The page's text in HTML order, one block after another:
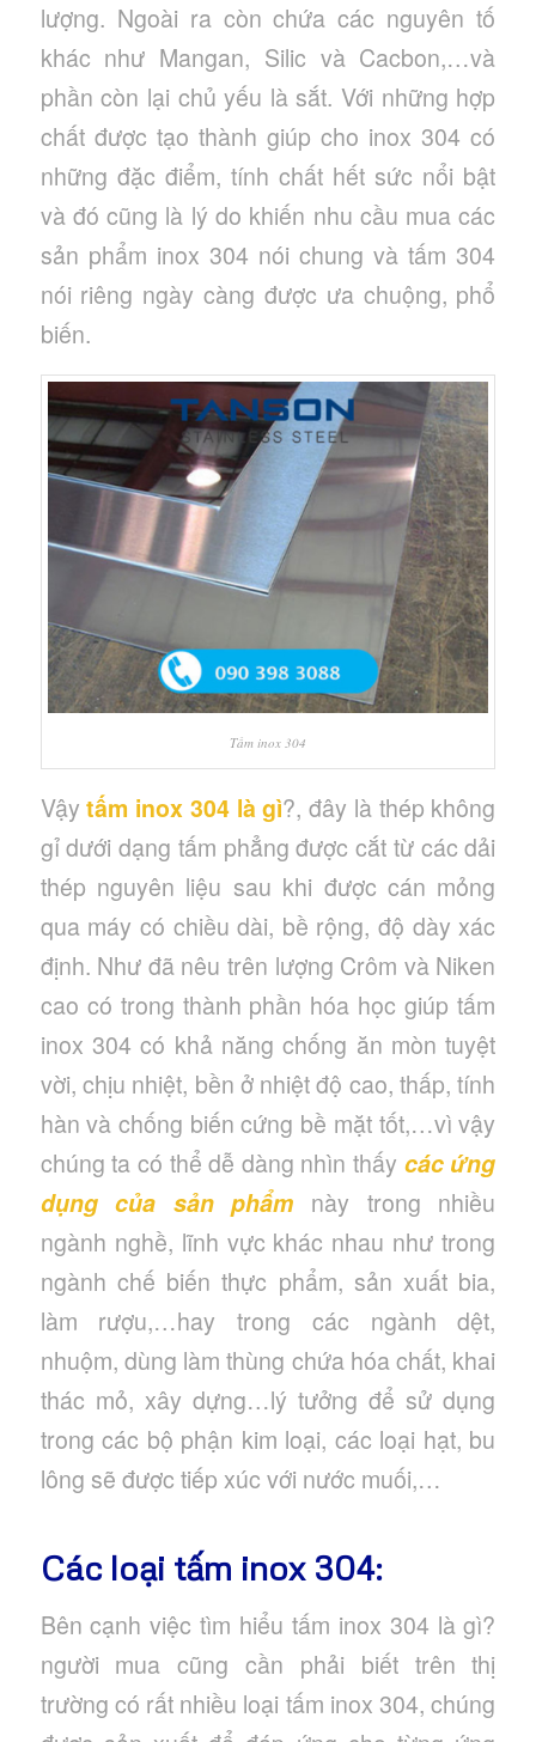
lượng. Ngoài ra còn chứa các nguyên tố
khác như Mangan, Silic và Cacbon,…và
phần còn lại chủ yếu là sắt. Với những hợp
chất được tạo thành giúp cho inox 304 có
những đặc điểm, tính chất hết sức nổi bật
và đó cũng là lý do khiến nhu cầu mua các
sản phẩm inox 304 nói chung và tấm 304
nói riêng ngày càng được ưa chuộng, phổ
biến.
Tấm inox 304
Vậytấm inox 304 là gì?, đây là thép không
gỉ dưới dạng tấm phẳng được cắt từ các dải
thép nguyên liệu sau khi được cán mỏng
qua máy có chiều dài, bề rộng, độ dày xác
định. Như đã nêu trên lượng Crôm và Niken
cao có trong thành phần hóa học giúp tấm
inox 304 có khả năng chống ăn mòn tuyệt
vời, chịu nhiệt, bền ở nhiệt độ cao, thấp, tính
hàn và chống biến cứng bề mặt tốt,…vì vậy
chúng ta có thể dễ dàng nhìn thấy các ứng
dụng của sản phẩm này trong nhiều
ngành nghề, lĩnh vực khác nhau như trong
ngành chế biến thực phẩm, sản xuất bia,
làm rượu,…hay trong các ngành dệt,
nhuộm, dùng làm thùng chứa hóa chất, khai
thác mỏ, xây dựng…lý tưởng để sử dụng
trong các bộ phận kim loại, các loại hạt, bu
lông sẽ được tiếp xúc với nước muối,…
Các loại tấm inox 304:
Bên cạnh việc tìm hiểu tấm inox 304 là gì?
người mua cũng cần phải biết trên thị
trường có rất nhiều loại tấm inox 304, chúng